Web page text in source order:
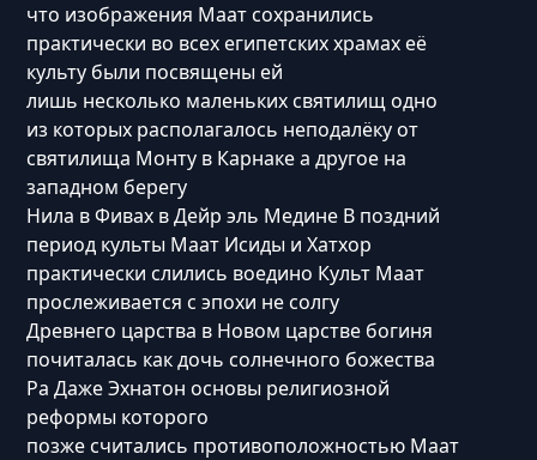
что изображения Маат сохранились
практически во всех египетских храмах её
культу были посвящены ей
лишь несколько маленьких святилищ одно
из которых располагалось неподалёку от
святилища Монту в Карнаке а другое на
западном берегу
Нила в Фивах в Дейр эль Медине В поздний
период культы Маат Исиды и Хатхор
практически слились воедино Культ Маат
прослеживается с эпохи не солгу
Древнего царства в Новом царстве богиня
почиталась как дочь солнечного божества
Ра Даже Эхнатон основы религиозной
реформы которого
позже считались противоположностью Маат